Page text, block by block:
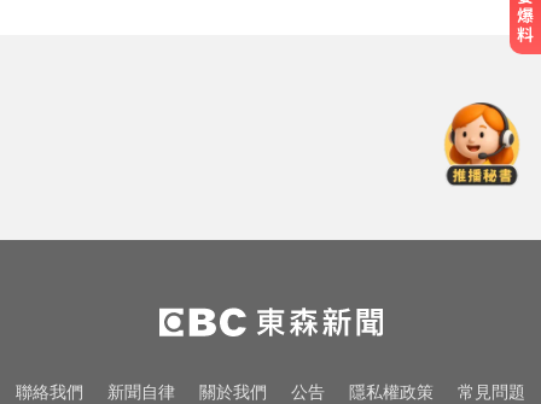
蔡裕昌罹癌 享壽71歲
女藝人遭經紀人「車內侵犯」 錄音
檔成鐵證
千金股跌落神壇！國巨收540元 分
聯絡我們 新聞自律 關於我們 公告 隱私權政策 常見問題